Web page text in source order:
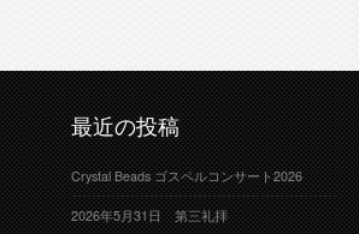
最近の投稿
Crystal Beads ゴスペルコンサート2026
2026年5月31日 第三礼拝